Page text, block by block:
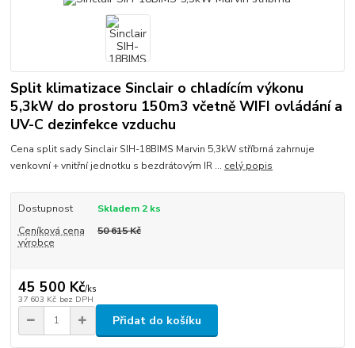
Split klimatizace Sinclair o chladícím výkonu
5,3kW do prostoru 150m3 včetně WIFI ovládání a
UV-C dezinfekce vzduchu
Cena split sady Sinclair SIH-18BIMS Marvin 5,3kW stříbrná zahrnuje
venkovní + vnitřní jednotku s bezdrátovým IR ... celý popis
Dostupnost
Skladem 2 ks
Ceníková cena
výrobce
50 615 Kč
45 500 Kč/ks
37 603 Kč bez DPH
Přidat do košíku